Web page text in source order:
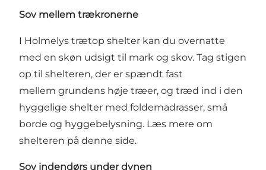
Sov mellem trækronerne
I Holmelys trætop shelter kan du overnatte
med en skøn udsigt til mark og skov. Tag stigen
op til shelteren, der er spændt fast
mellem grundens høje træer, og træd ind i den
hyggelige shelter med foldemadrasser, små
borde og hyggebelysning. Læs mere om
shelteren på denne side.
Sov indendørs under dynen